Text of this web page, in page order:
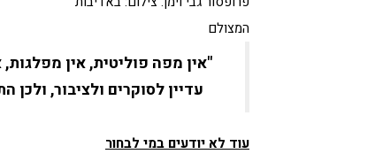
המצולם
"אין מפה פוליטית, אין
עדיין לסוקרים ולציבור,
עוד לא יודעים במי לבחור